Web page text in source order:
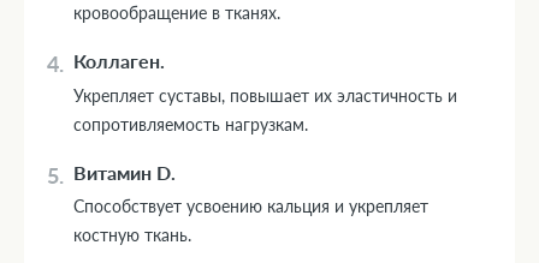
кровообращение в тканях.
Коллаген.
Укрепляет суставы, повышает их эластичность и
сопротивляемость нагрузкам.
Витамин D.
Способствует усвоению кальция и укрепляет
костную ткань.